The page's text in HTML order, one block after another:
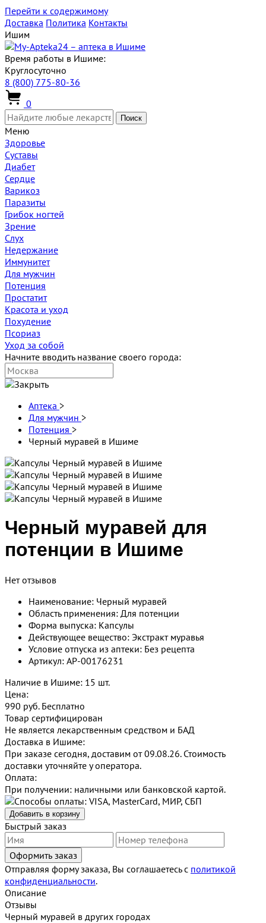
Перейти к содержимому
Доставка Политика Контакты
Ишим
Время работы в Ишиме:
Круглосуточно
8 (800) 775-80-36
0
Поиск
Меню
Здоровье
Суставы
Диабет
Сердце
Варикоз
Паразиты
Грибок ногтей
Зрение
Слух
Недержание
Иммунитет
Для мужчин
Потенция
Простатит
Красота и уход
Похудение
Псориаз
Уход за собой
Начните вводить название своего города:
Аптека >
Для мужчин >
Потенция >
Черный муравей в Ишиме
Черный муравей для
потенции в Ишиме
Нет отзывов
Наименование: Черный муравей
Область применения: Для потенции
Форма выпуска: Капсулы
Действующее вещество: Экстракт муравья
Условие отпуска из аптеки: Без рецепта
Артикул: AP-00176231
Наличие в Ишиме: 15 шт.
Цена:
990 руб. Бесплатно
Товар сертифицирован
Не является лекарственным средством и БАД
Доставка в Ишиме:
При заказе сегодня, доставим от 09.08.26. Стоимость
доставки уточняйте у оператора.
Оплата:
При получении: наличными или банковской картой.
Добавить в корзину
Быстрый заказ
Отправляя форму заказа, Вы соглашаетесь с политикой
конфиденциальности.
Описание
Отзывы
Черный муравей в других городах